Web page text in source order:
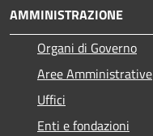
AMMINISTRAZIONE
Organi di Governo
Aree Amministrative
Uffici
Enti e fondazioni